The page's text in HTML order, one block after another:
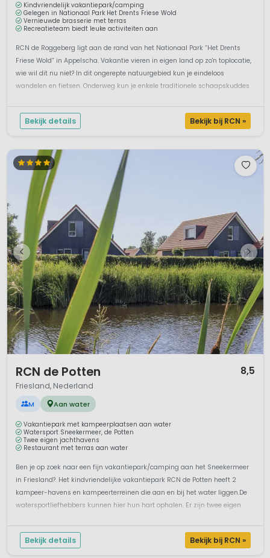
Kindvriendelijk vakantiepark/camping
Gelegen in Nationaal Park Het Drents Friese Wold
Vernieuwde brasserie met terras
Recreatieteam biedt leuke activiteiten aan
RCN de Roggeberg ligt aan de rand van het Nationaal Park “Het Drents
Friese Wold” in Appelscha. Vakantie vieren in eigen land op zo'n toplocatie,
wie wil dit nu niet? In dit ongerepte natuurgebied kun je eindeloos
wandelen en fietsen. Onderweg kun je enkele traditionele schaapskuddes
Bekijk details Bekijk bij RCN »
RCN de Potten 8,5
Friesland, Nederland
M Aan water
Vakantiepark met kampeerplaatsen aan water
Watersport Sneekermeer, de Potten
Twee eigen jachthavens
Restaurant met terras aan water
Ben je op zoek naar een fijn vakantiepark/camping aan het Sneekermeer
in Friesland?. Het kindvriendelijke vakantiepark RCN de Potten heeft 2
kampeer-havens en kampeerterreinen die aan en bij het water liggen.De
watersportliefhebbers kunnen hier hun hart ophalen. Er zijn twee eigen
Bekijk details Bekijk bij RCN »